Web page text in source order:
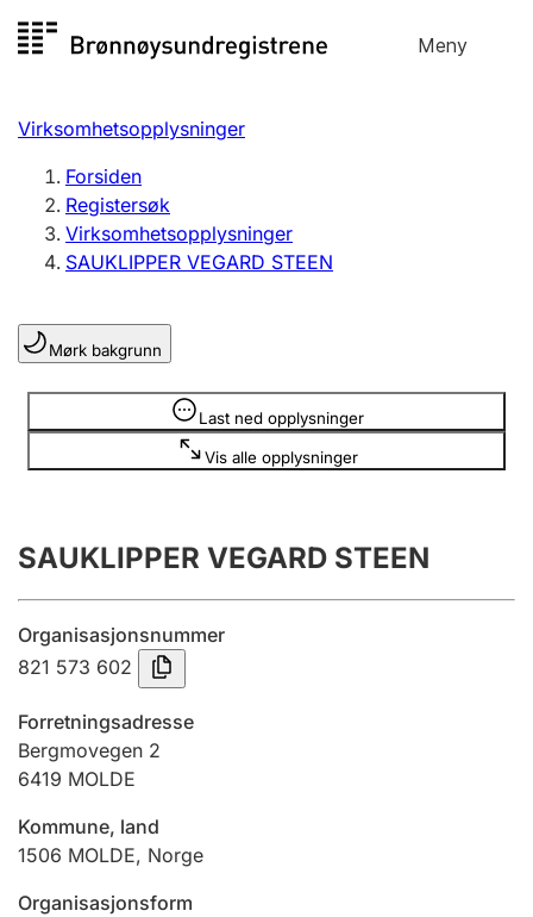
til
Meny
Registersøk
Aksjeselskap
Enkeltpersonforetak
Registrere, endre, slette
Lag og forening
Registrere, endre, slette
Årsregnskap
Innsending og forsinkelsesgebyr
Tinglysing
Jeger
Ektepaktveileder
Virksomhetsopplysninger
Forsiden
Registersøk
Virksomhetsopplysninger
SAUKLIPPER VEGARD STEEN
Mørk bakgrunn
Last ned opplysninger
Vis alle opplysninger
Opplysninger er skjult
SAUKLIPPER VEGARD STEEN
Organisasjonsnummer
821 573 602
Forretningsadresse
Bergmovegen 2
6419 MOLDE
Kommune, land
1506 MOLDE, Norge
Organisasjonsform